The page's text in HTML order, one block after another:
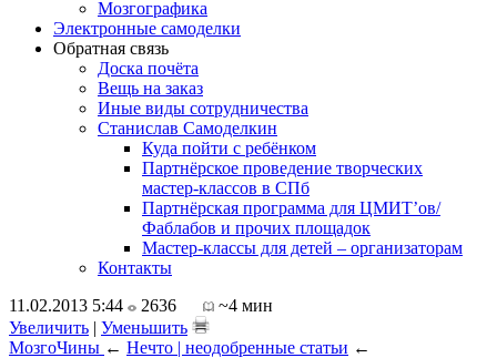
Мозгографика
Электронные самоделки
Обратная связь
Доска почёта
Вещь на заказ
Иные виды сотрудничества
Станислав Самоделкин
Куда пойти с ребёнком
Партнёрское проведение творческих
мастер-классов в СПб
Партнёрская программа для ЦМИТ’ов/
Фаблабов и прочих площадок
Мастер-классы для детей – организаторам
Контакты
11.02.2013 5:44
2636
~4 мин
Увеличить | Уменьшить
МозгоЧины ← Нечто | неодобренные статьи ←